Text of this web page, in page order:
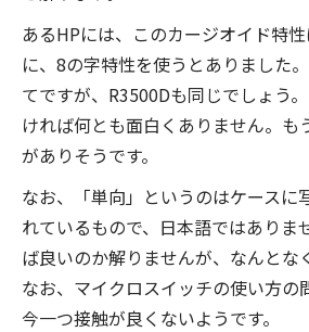
あるHPには、このカージオイド特
に、8の字特性を使うとありました
てですが、R3500Dも同じでしょう
ければ何とも面白くありません。も
がありそうです。
なお、「単向」というのはケースに
れているもので、日本語ではありま
ば良いのか解りませんが、なんとな
なお、マイクロスイッチの使い方の
今一つ接触が良くないようです。